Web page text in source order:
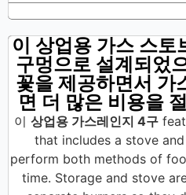
이 상업용 가스 스토
구멍으로 설계되었
꽃을 제공하면서 가
면 더 많은 비용을
이 상업용 가스레인지 4구
that includes a stove
perform both methods of
time. Storage and stove